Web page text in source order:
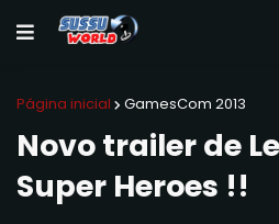
Página inicial GamesCom 2013
Novo trailer de
Super Heroes !!